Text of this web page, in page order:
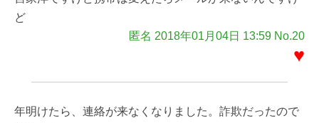
ど
匿名 2018年01月04日 13:59 No.20
♥
年明けたら、連絡が来なくなりました。詐欺だったので